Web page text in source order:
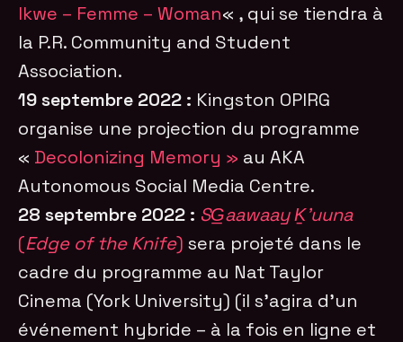
Ikwe – Femme – Woman« , qui se tiendra à
la P.R. Community and Student
Association.
19 septembre 2022 : Kingston OPIRG
organise une projection du programme
« Decolonizing Memory » au AKA
Autonomous Social Media Centre.
28 septembre 2022 : SG̲aawaay Ḵ’uuna
(Edge of the Knife) sera projeté dans le
cadre du programme au Nat Taylor
Cinema (York University) (il s’agira d’un
événement hybride – à la fois en ligne et